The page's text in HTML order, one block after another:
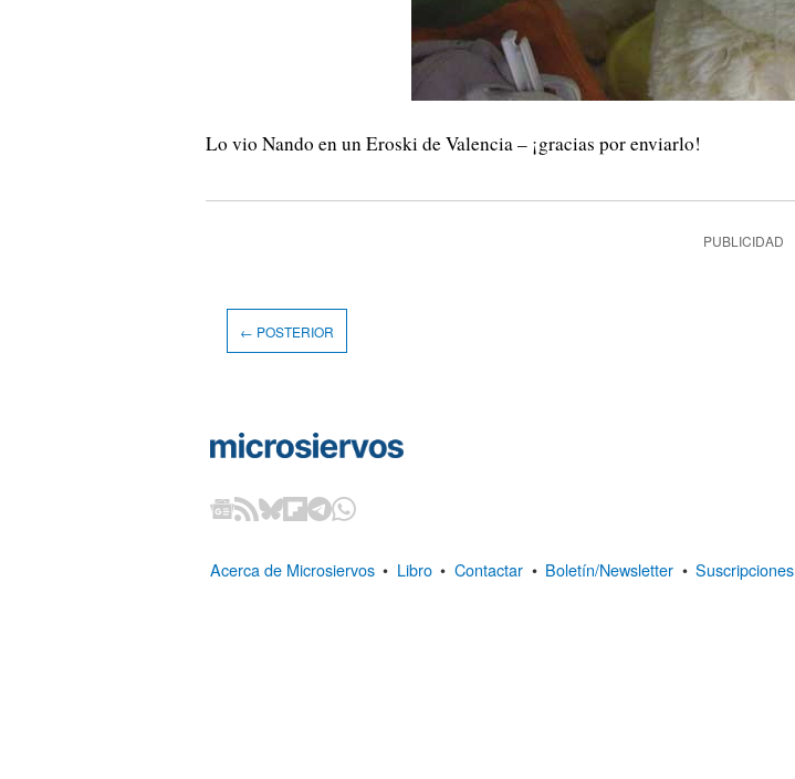
Lo vio Nando en un Eroski de Valencia – ¡gracias por enviarlo!
PUBLICIDAD
← POSTERIOR
Acerca de Microsiervos • Libro • Contactar • Boletín/Newsletter • Suscripciones